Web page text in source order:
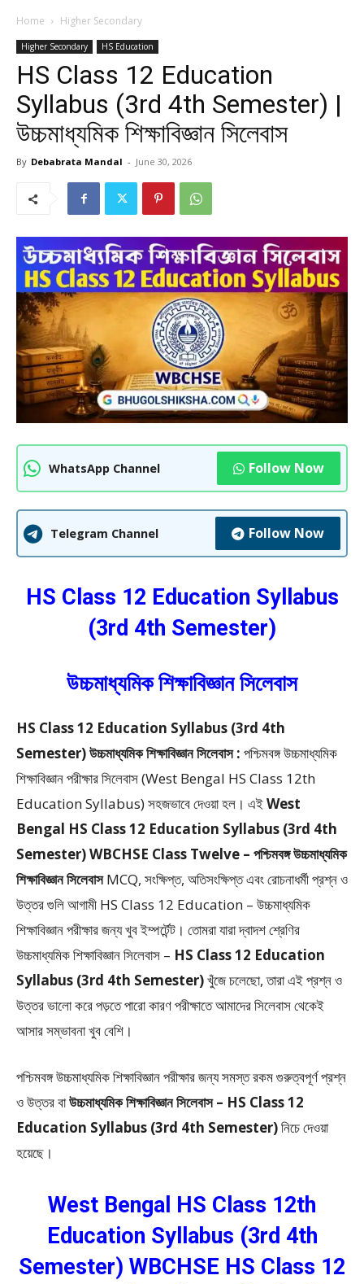
Home Higher Secondary
Higher Secondary HS Education
HS Class 12 Education
Syllabus (3rd 4th Semester) |
উচ্চমাধ্যমিক শিক্ষাবিজ্ঞান সিলেবাস
By Debabrata Mandal - June 30, 2026
WhatsApp Channel Follow Now
Telegram Channel Follow Now
HS Class 12 Education Syllabus
(3rd 4th Semester)
উচ্চমাধ্যমিক শিক্ষাবিজ্ঞান সিলেবাস
HS Class 12 Education Syllabus (3rd 4th
Semester) উচ্চমাধ্যমিক শিক্ষাবিজ্ঞান সিলেবাস : পশ্চিমবঙ্গ উচ্চমাধ্যমিক
শিক্ষাবিজ্ঞান পরীক্ষার সিলেবাস (West Bengal HS Class 12th
Education Syllabus) সহজভাবে দেওয়া হল। এইWest
Bengal HS Class 12 Education Syllabus (3rd 4th
Semester) WBCHSE Class Twelve – পশ্চিমবঙ্গ উচ্চমাধ্যমিক
শিক্ষাবিজ্ঞান সিলেবাসMCQ, সংক্ষিপ্ত, অতিসংক্ষিপ্ত এবং রোচনাধর্মী প্রশ্ন ও
উত্তর গুলি আগামী HS Class 12 Education – উচ্চমাধ্যমিক
শিক্ষাবিজ্ঞান পরীক্ষার জন্য খুব ইম্পর্টেন্ট। তোমরা যারা দ্বাদশ শ্রেণির
উচ্চমাধ্যমিক শিক্ষাবিজ্ঞান সিলেবাস – HS Class 12 Education
Syllabus (3rd 4th Semester)খুঁজে চলেছো, তারা এই প্রশ্ন ও
উত্তর ভালো করে পড়তে পারো কারণ পরীক্ষাতে আমাদের সিলেবাস থেকেই
আসার সম্ভাবনা খুব বেশি।
পশ্চিমবঙ্গ উচ্চমাধ্যমিক শিক্ষাবিজ্ঞান পরীক্ষার জন্য সমস্ত রকম গুরুত্বপূর্ণ প্রশ্ন
ও উত্তর বাউচ্চমাধ্যমিক শিক্ষাবিজ্ঞান সিলেবাস – HS Class 12
Education Syllabus (3rd 4th Semester)নিচে দেওয়া
হয়েছে।
West Bengal HS Class 12th
Education Syllabus (3rd 4th
Semester) WBCHSE HS Class 12